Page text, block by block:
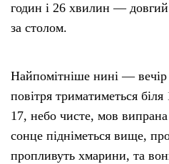
годин і 26 хвилин —
за столом.
Найпомітніше нині — вечір
повітря триматиметься
17, небо чисте, мов
сонце підніметься вище,
пропливуть хмарини, та